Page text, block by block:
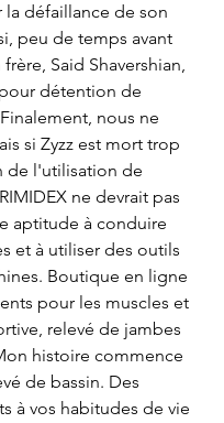
la défaillance de son
peu de temps avant
Said Shavershian,
détention de
nous ne
si Zyzz est mort trop
de l'utilisation de
ne devrait pas
aptitude à conduire
et à utiliser des outils
Boutique en ligne
pour les muscles et
relevé de jambes
histoire commence
de bassin. Des
à vos habitudes de vie